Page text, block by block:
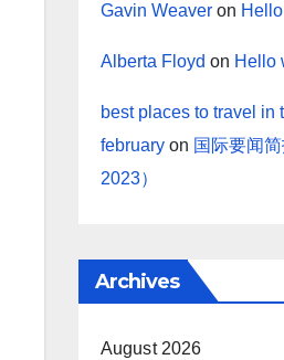
Gavin Weaveron
Alberta Floyd on Hello
best places to travel in
februaryon 国际要闻
2023）
Archives
August 2026